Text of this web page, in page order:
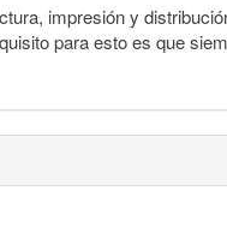
impresión y
para esto es que